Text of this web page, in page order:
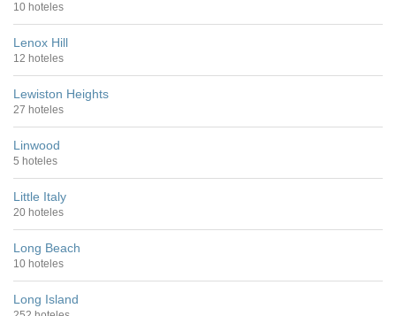
10 hoteles
Lenox Hill
12 hoteles
Lewiston Heights
27 hoteles
Linwood
5 hoteles
Little Italy
20 hoteles
Long Beach
10 hoteles
Long Island